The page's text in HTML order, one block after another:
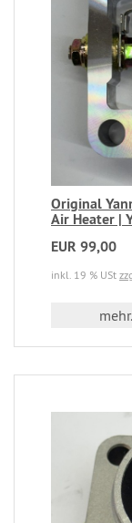
Original
Air Heater |
EUR 99,00
inkl. 19 % USt